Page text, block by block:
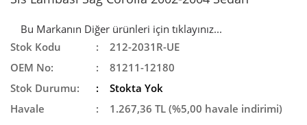
Bu Markanın Diğer ürünleri için tıklayınız...
Stok Kodu
212-2031R-UE
OEM No:
81211-12180
Stok Durumu:
Stokta Yok
Havale
1.267,36 TL (%5,00 havale indirimi)